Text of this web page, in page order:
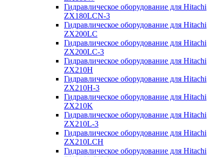
Гидравлическое оборудование для Hitachi
ZX180LCN-3
Гидравлическое оборудование для Hitachi
ZX200LC
Гидравлическое оборудование для Hitachi
ZX200LC-3
Гидравлическое оборудование для Hitachi
ZX210H
Гидравлическое оборудование для Hitachi
ZX210H-3
Гидравлическое оборудование для Hitachi
ZX210K
Гидравлическое оборудование для Hitachi
ZX210L-3
Гидравлическое оборудование для Hitachi
ZX210LCH
Гидравлическое оборудование для Hitachi